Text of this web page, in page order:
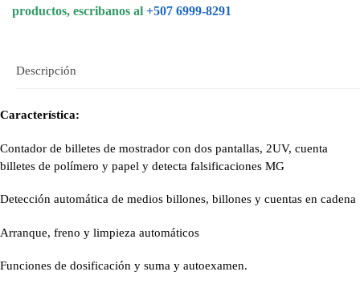
productos, escribanos al +507 6999-8291
Descripción
Característica:
Contador de billetes de mostrador con dos pantallas, 2UV, cuenta
billetes de polímero y papel y detecta falsificaciones MG
Detección automática de medios billones, billones y cuentas en cadena
Arranque, freno y limpieza automáticos
Funciones de dosificación y suma y autoexamen.